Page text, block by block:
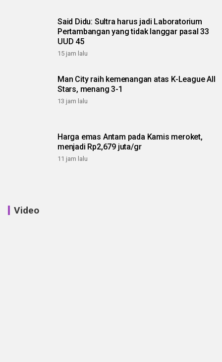
Said Didu: Sultra harus jadi Laboratorium
Pertambangan yang tidak langgar pasal 33
UUD 45
15 jam lalu
Man City raih kemenangan atas K-League All
Stars, menang 3-1
13 jam lalu
Harga emas Antam pada Kamis meroket,
menjadi Rp2,679 juta/gr
11 jam lalu
Video